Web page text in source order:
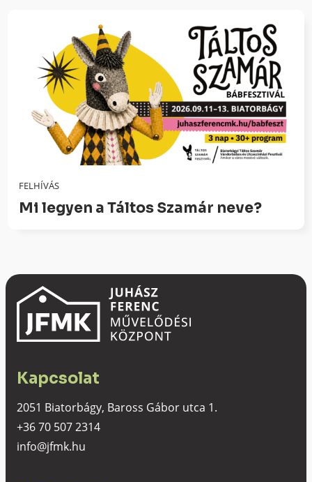
FELHÍVÁS
Mi legyen a Táltos Szamár neve?
Kapcsolat
2051 Biatorbágy, Baross Gábor utca 1.
+36 70 507 2314
info@jfmk.hu